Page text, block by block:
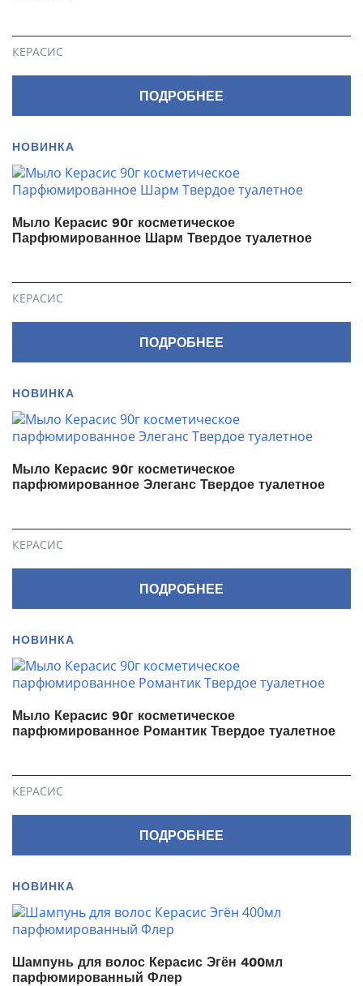
КЕРАСИС
ПОДРОБНЕЕ
НОВИНКА
Мыло Кераcис 90г косметическое
Парфюмированное Шарм Твердое туалетное
КЕРАСИС
ПОДРОБНЕЕ
НОВИНКА
Мыло Кераcис 90г косметическое
парфюмированное Элеганс Твердое туалетное
КЕРАСИС
ПОДРОБНЕЕ
НОВИНКА
Мыло Кераcис 90г косметическое
парфюмированное Романтик Твердое туалетное
КЕРАСИС
ПОДРОБНЕЕ
НОВИНКА
Шампунь для волос Кераcис Эгён 400мл
парфюмированный Флер